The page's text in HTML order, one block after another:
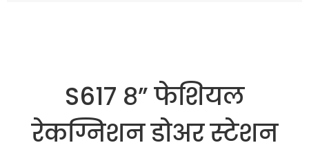
S617 ८” फेशियल
रेकग्निशन डोअर स्टेशन